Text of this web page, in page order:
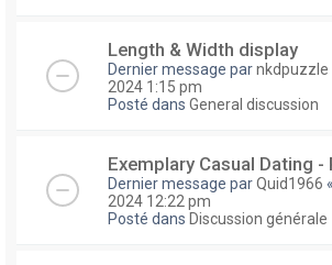
Length & Width display
Dernier message parnkdpuzzle
2024 1:15 pm
Posté dans General discussion
Exemplary Сasual Dating -
Dernier message parQuid1966 «
2024 12:22 pm
Posté dans Discussion générale